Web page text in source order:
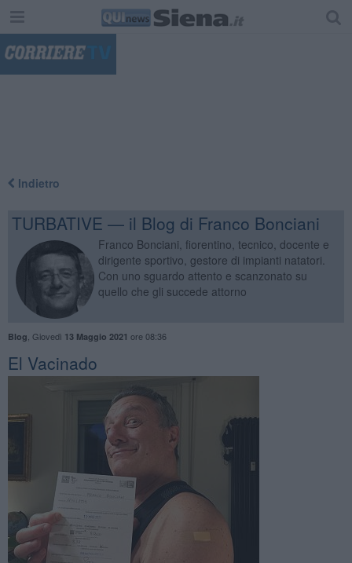
Indietro
TURBATIVE — il Blog di Franco Bonciani
Franco Bonciani, fiorentino, tecnico, docente e
dirigente sportivo, gestore di impianti natatori.
Con uno sguardo attento e scanzonato su
quello che gli succede attorno
Blog Giovedì 13 Maggio 2021 ore 08:36
El Vacinado